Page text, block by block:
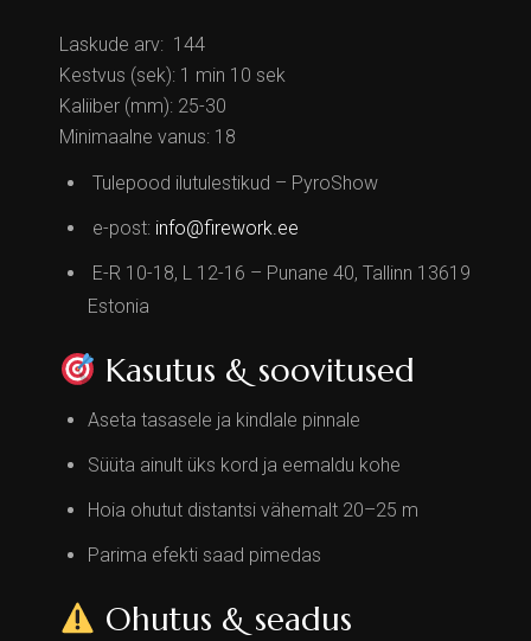
Laskude arv: 144
Kestvus (sek): 1 min 10 sek
Kaliiber (mm): 25-30
Minimaalne vanus: 18
Tulepood ilutulestikud – PyroShow
e-post: info@firework.ee
E-R 10-18, L 12-16 – Punane 40, Tallinn 13619
Estonia
Kasutus & soovitused
Aseta tasasele ja kindlale pinnale
Süüta ainult üks kord ja eemaldu kohe
Hoia ohutut distantsi vähemalt 20–25 m
Parima efekti saad pimedas
Ohutus & seadus